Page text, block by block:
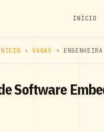
INÍCIO
›VAGAS ›
Software